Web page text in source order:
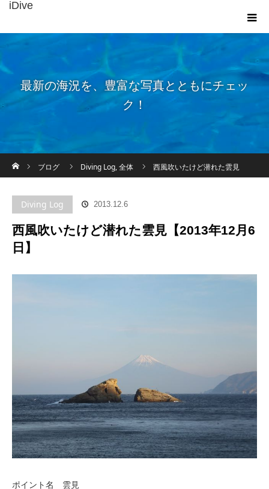
iDive
最新の海況を、豊富な写真とともにチェッ
ク！
ブログ
Diving Log,全体 西風吹いたけど潜れた雲見
Diving Log 2013.12.6
西風吹いたけど潜れた雲見【2013年12月6
日】
ポイント名 雲見